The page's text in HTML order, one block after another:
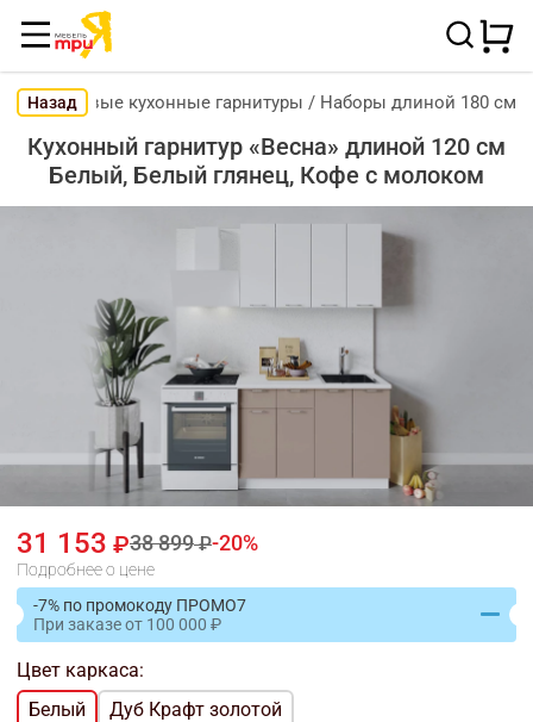
НазадГотовые кухонные гарнитуры / Наборы длиной 180 см
Кухонный гарнитур «Весна» длиной 120 см
Белый, Белый глянец, Кофе с молоком
31 153 38 899 20
Подробнее о цене
-7% по промокоду ПРОМО7
При заказеот 100 000
Цвет каркаса:
Белый
Дуб Крафт золотой